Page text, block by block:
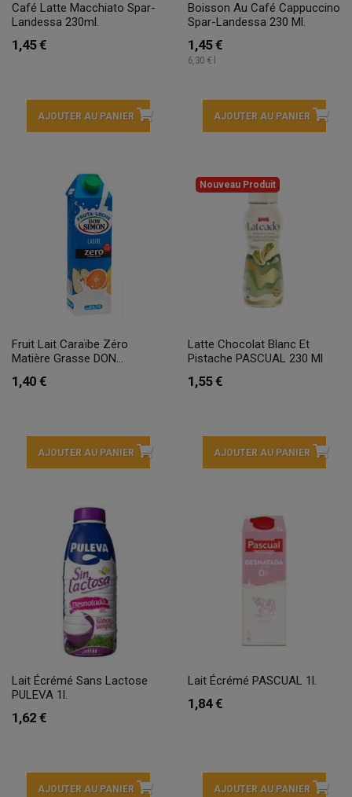
Café Latte Macchiato Spar-
Landessa 230ml.
1,45 €
AJOUTER AU PANIER
Boisson Au Café Cappuccino
Spar-Landessa 230 Ml.
1,45 €
6,30 € l
AJOUTER AU PANIER
Fruit Lait Caraïbe Zéro
Matière Grasse DON...
1,40 €
AJOUTER AU PANIER
Nouveau Produit
Latte Chocolat Blanc Et
Pistache PASCUAL 230 Ml
1,55 €
AJOUTER AU PANIER
Lait Écrémé Sans Lactose
PULEVA 1l.
1,62 €
AJOUTER AU PANIER
Lait Écrémé PASCUAL 1l.
1,84 €
AJOUTER AU PANIER